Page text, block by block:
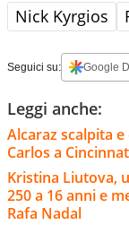
Nick Kyrgios
Seguici su: Google
Leggi anche:
Alcaraz scalpita
Carlos a
Kristina Liutova,
250 a 16 anni e
Rafa Nadal